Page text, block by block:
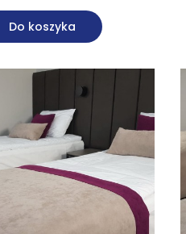
Do koszyka